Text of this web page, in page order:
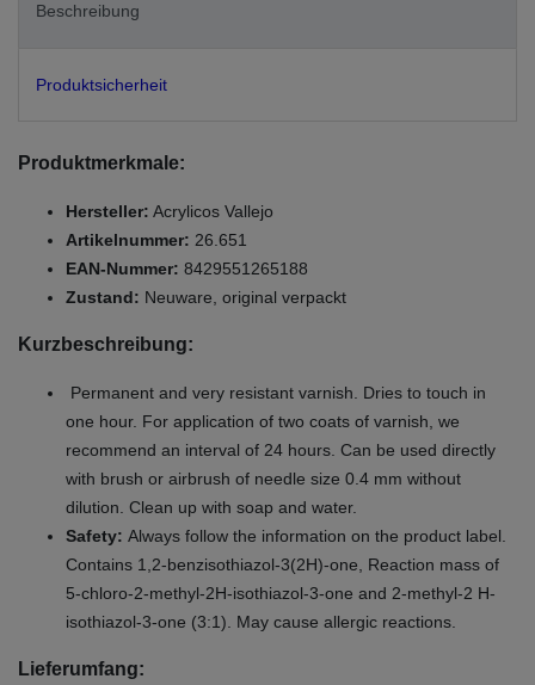
Beschreibung
Produktsicherheit
Produktmerkmale:
Hersteller: Acrylicos Vallejo
Artikelnummer: 26.651
EAN-Nummer: 8429551265188
Zustand: Neuware, original verpackt
Kurzbeschreibung:
Permanent and very resistant varnish. Dries to touch in
one hour. For application of two coats of varnish, we
recommend an interval of 24 hours. Can be used directly
with brush or airbrush of needle size 0.4 mm without
dilution. Clean up with soap and water.
Safety: Always follow the information on the product label.
Contains 1,2-benzisothiazol-3(2H)-one, Reaction mass of
5-chloro-2-methyl-2H-isothiazol-3-one and 2-methyl-2 H-
isothiazol-3-one (3:1). May cause allergic reactions.
Lieferumfang: